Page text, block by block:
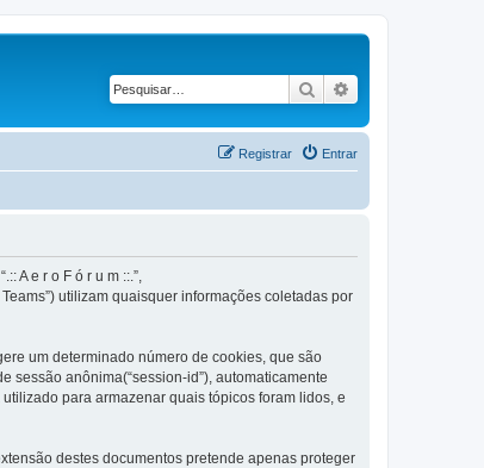
Pesquisar
Entrar
Registrar
A e r o F ó r u m ::.”,
Teams”) utilizam quaisquer informações coletadas por
um determinado número de cookies, que são
sessão anônima(“session-id”), automaticamente
para armazenar quais tópicos foram lidos, e
destes documentos pretende apenas proteger